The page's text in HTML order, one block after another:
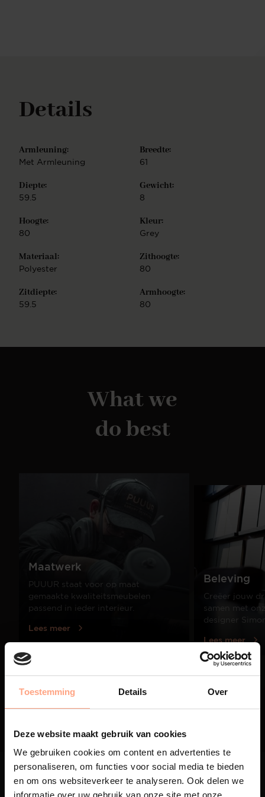
Toestemming Details Over
Deze website maakt gebruik van cookies
We gebruiken cookies om content en advertenties te
personaliseren, om functies voor social media te bieden
en om ons websiteverkeer te analyseren. Ook delen we
informatie over uw gebruik van onze site met onze
verkrijgbaar in de finish mat zwart of wit, mat RVS,
mat goud en mat rosé. De Tome eetkamerstoel is
Details
Armleuning:
Met Armleuning
Breedte:
61
Diepte:
59.5
Gewicht:
8
Hoogte:
80
Kleur:
Grey
Materiaal:
Polyester
Zithoogte:
80
Zitdiepte:
59.5
Armhoogte:
80
What we
do best
Maatwerk
PUUUR staat voor op maat
gemaakte kwaliteitsmeubelen
passend in ieder interieur.
Lees meer
Beleving
Creëer jouw
samen met
designer
Lees meer